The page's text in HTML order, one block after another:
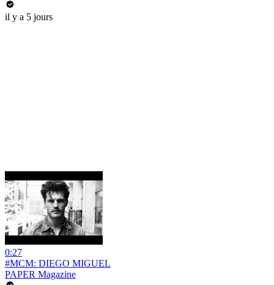
il y a 5 jours
0:27
#MCM: DIEGO MIGUEL
PAPER Magazine